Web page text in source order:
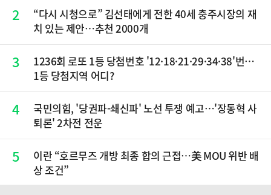
2
“다시 시청으로” 김선태에게 전한 40세 충주시장의 재
치 있는 제안…추천 2000개
3
1236회 로또 1등 당첨번호 '12·18·21·29·34·38'번…
1등 당첨지역 어디?
4
국민의힘, '당권파-쇄신파' 노선 투쟁 예고…'장동혁 사
퇴론' 2차전 전운
5
이란 “호르무즈 개방 최종 합의 근접…美 MOU 위반 배
상 조건”